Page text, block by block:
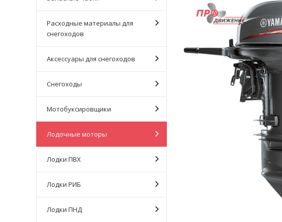
Расходные материалы для
снегоходов
Аксессуары для снегоходов
Снегоходы
Мотобуксировщики
Лодочные моторы
Лодки ПВХ
Лодки РИБ
Лодки ПНД